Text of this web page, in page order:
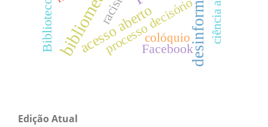
bibliometria
acesso aberto
processo decisório
Facebook
colóquio
Edição Atual